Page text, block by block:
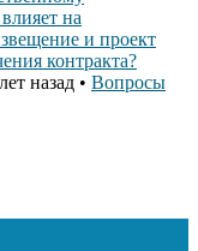
на
и проект
контракта?
назад • Вопросы